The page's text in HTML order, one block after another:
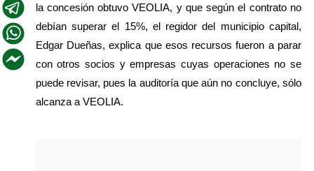
la concesión obtuvo VEOLIA, y que según el contrato no
debían superar el 15%, el regidor del municipio capital,
Edgar Dueñas, explica que esos recursos fueron a parar
con otros socios y empresas cuyas operaciones no se
puede revisar, pues la auditoría que aún no concluye, sólo
alcanza a VEOLIA.